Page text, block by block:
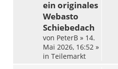
ein originales
Webasto
Schiebedach
von PeterB » 14.
Mai 2026, 16:52 »
in Teilemarkt